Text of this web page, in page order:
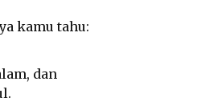
kamu tahu:
dan